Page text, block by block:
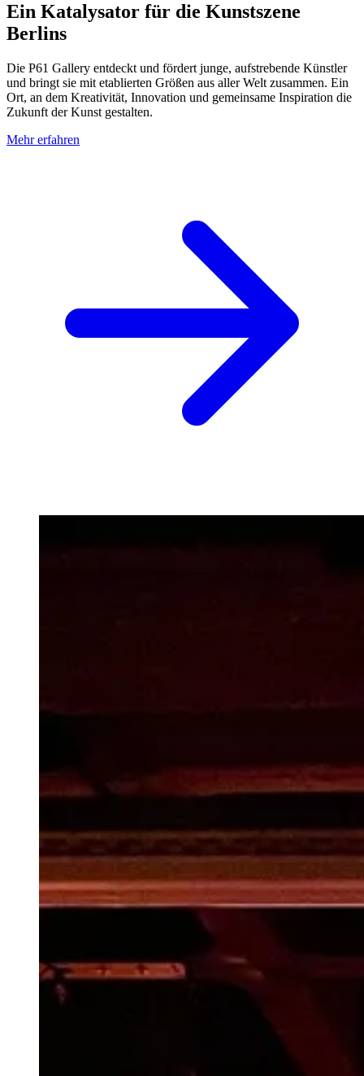
Ein Katalysator für die Kunstszene
Berlins
Die P61 Gallery entdeckt und fördert junge, aufstrebende Künstler
und bringt sie mit etablierten Größen aus aller Welt zusammen. Ein
Ort, an dem Kreativität, Innovation und gemeinsame Inspiration die
Zukunft der Kunst gestalten.
Mehr erfahren